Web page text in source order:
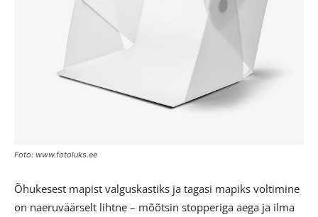
Foto: www.fotoluks.ee
Õhukesest mapist valguskastiks ja tagasi mapiks voltimine
on naeruväärselt lihtne – mõõtsin stopperiga aega ja ilma